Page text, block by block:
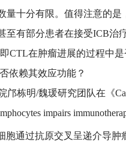
量十分有限。值得注意的
至有部分患者在接受ICB治
CTL在肿瘤进展的过程中
依赖其效应功能？
栋明/魏瑗研究团队在《
impairs
胞通过抗原交叉呈递介导肿